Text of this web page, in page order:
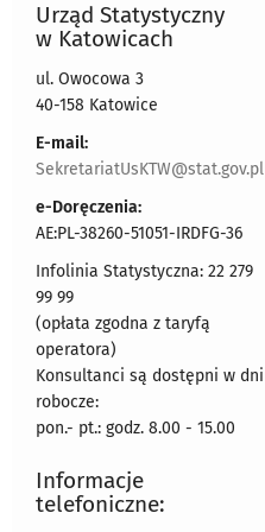
Urząd Statystyczny
w Katowicach
ul. Owocowa 3
40-158 Katowice
E-mail:
SekretariatUsKTW@stat.gov.pl
e-Doręczenia:
AE:PL-38260-51051-IRDFG-36
Infolinia Statystyczna: 22 279
99 99
(opłata zgodna z taryfą
operatora)
Konsultanci są dostępni w dni
robocze:
pon.- pt.: godz. 8.00 - 15.00
Informacje
telefoniczne: